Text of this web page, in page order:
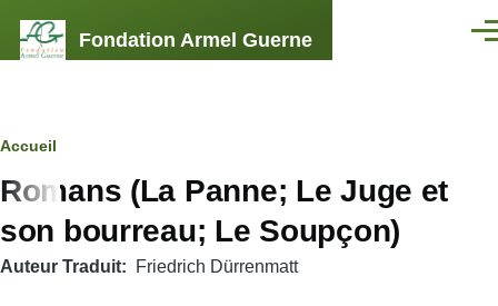
Fondation Armel Guerne
Fil
d'Ariane
Accueil
Romans (La Panne; Le Juge et
son bourreau; Le Soupçon)
Auteur Traduit Friedrich Dürrenmatt